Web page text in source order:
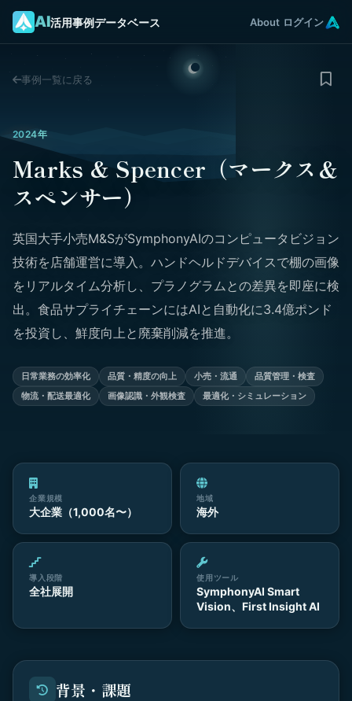
AI活用事例データベース About ログイン
事例一覧に戻る
2024年
Marks & Spencer（マークス＆
スペンサー）
英国大手小売M&SがSymphonyAIのコンピュータビジョン
技術を店舗運営に導入。ハンドヘルドデバイスで棚の画像
をリアルタイム分析し、プラノグラムとの差異を即座に検
出。食品サプライチェーンにはAIと自動化に3.4億ポンド
を投資し、鮮度向上と廃棄削減を推進。
日常業務の効率化 品質・精度の向上 小売・流通
品質管理・検査
物流・配送最適化
画像認識・外観検査 最適化・シミュレーション
企業規模
大企業（1,000名〜）
地域
海外
導入段階
全社展開
使用ツール
SymphonyAI Smart
Vision、First Insight AI
背景・課題